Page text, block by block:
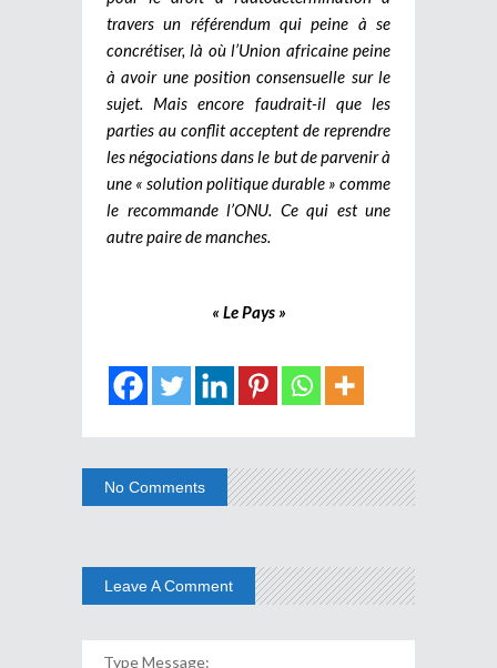
travers un référendum qui peine à se
concrétiser, là où l’Union africaine peine
à avoir une position consensuelle sur le
sujet. Mais encore faudrait-il que les
parties au conflit acceptent de reprendre
les négociations dans le but de parvenir à
une « solution politique durable » comme
le recommande l’ONU. Ce qui est une
autre paire de manches.
« Le Pays »
No Comments
Leave A Comment